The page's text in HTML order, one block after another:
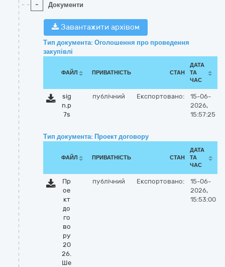
- Документи
Завантажити архівом
Тип документа: Оголошення про проведення
закупівлі
ФАЙЛ ПРИВАТНІСТЬ СТАН
ДАТА
ТА
ЧАС
sig
n.p
7s
публічний Експортовано:
15-06-
2026,
15:57:25
Тип документа: Проект договору
ФАЙЛ ПРИВАТНІСТЬ СТАН
ДАТА
ТА
ЧАС
Пр
ое
кт
до
го
во
ру
20
26.
Ше
публічний Експортовано:
15-06-
2026,
15:53:00